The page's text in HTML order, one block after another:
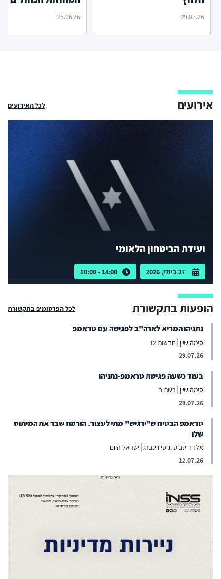
29.07.26
25.06.26
אירועים לכל האירועים
ועידת הביטחון הלאומי
14:00 - 10:00
הופעות בתקשורת לכל הפרסומים בתקשורת
נתניהו המריא לארה"ב לפגישה עם טראמפ
סימה שיין חדשות 12
29.07.26
בעוד כשעה פגישת טראמפ-נתניהו
סימה שיין רשת ב'
29.07.26
טראמפ הבטיח ש"ירגיש" מתי לעצור. הורמוז שבר את המיתוס
שלו
אלדד שביט ,ג׳סי ויינברג ישראל היום
12.07.26